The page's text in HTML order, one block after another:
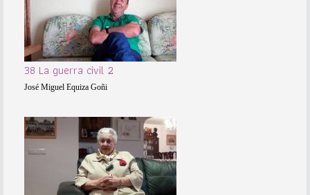
38 La guerra civil 2
José Miguel Equiza Goñi